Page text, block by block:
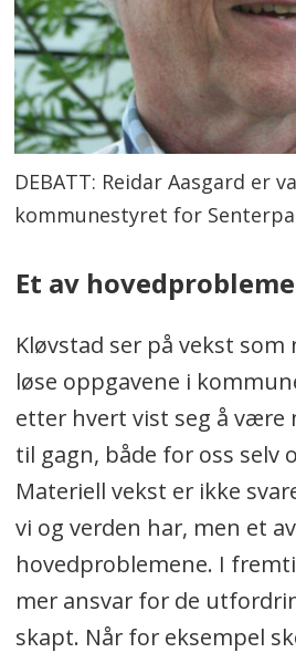
DEBATT: Reidar Aasgard er
kommunestyret for
Et av
Kløvstad ser på vekst
løse oppgavene i
etter hvert vist seg å være
til gagn, både for oss selv
Materiell vekst er ikke
vi og verden har, men et av
hovedproblemene. I
mer ansvar for de
skapt. Når for eksempel